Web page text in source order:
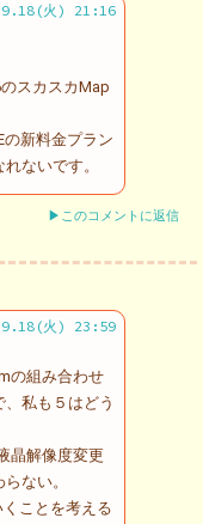
火) 21:16
スカスカMap
新料金プラン
ないです。
▶このコメントに返信
火) 23:59
の組み合わせ
私も５はどう
晶解像度変更
ない。
ことを考える